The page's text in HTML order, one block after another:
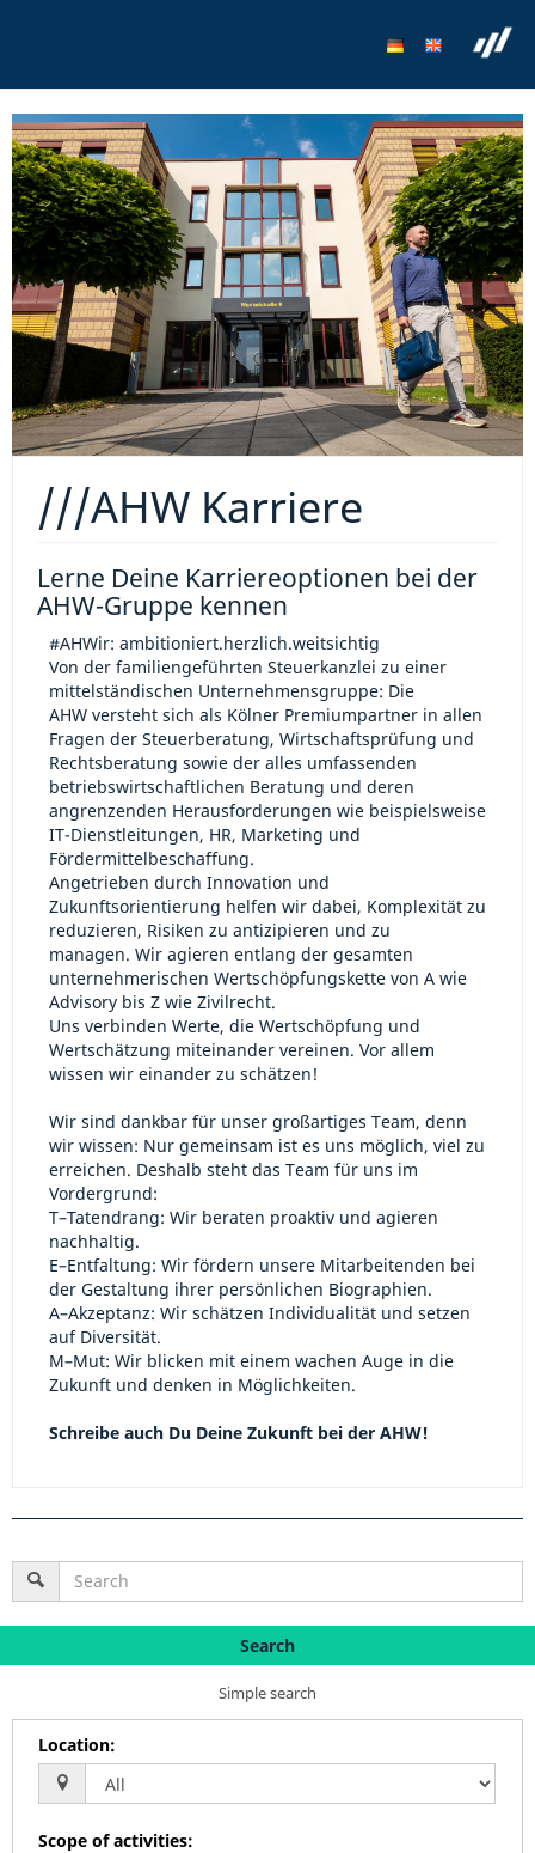
///AHW Karriere
Lerne Deine Karriereoptionen bei der
AHW-Gruppe kennen
#AHWir: ambitioniert.herzlich.weitsichtig
Von der familiengeführten Steuerkanzlei zu einer
mittelständischen Unternehmensgruppe: Die
AHW versteht sich als Kölner Premiumpartner in allen
Fragen der Steuerberatung, Wirtschaftsprüfung und
Rechtsberatung sowie der alles umfassenden
betriebswirtschaftlichen Beratung und deren
angrenzenden Herausforderungen wie beispielsweise
IT-Dienstleitungen, HR, Marketing und
Fördermittelbeschaffung.
Angetrieben durch Innovation und
Zukunftsorientierung helfen wir dabei, Komplexität zu
reduzieren, Risiken zu antizipieren und zu
managen. Wir agieren entlang der gesamten
unternehmerischen Wertschöpfungskette von A wie
Advisory bis Z wie Zivilrecht.
Uns verbinden Werte, die Wertschöpfung und
Wertschätzung miteinander vereinen. Vor allem
wissen wir einander zu schätzen!
Wir sind dankbar für unser großartiges Team, denn
wir wissen: Nur gemeinsam ist es uns möglich, viel zu
erreichen. Deshalb steht das Team für uns im
Vordergrund:
T–Tatendrang: Wir beraten proaktiv und agieren
nachhaltig.
E–Entfaltung: Wir fördern unsere Mitarbeitenden bei
der Gestaltung ihrer persönlichen Biographien.
A–Akzeptanz: Wir schätzen Individualität und setzen
auf Diversität.
M–Mut: Wir blicken mit einem wachen Auge in die
Zukunft und denken in Möglichkeiten.
Schreibe auch Du Deine Zukunft bei der AHW!
Search
Simple search
Location:
Scope of activities: